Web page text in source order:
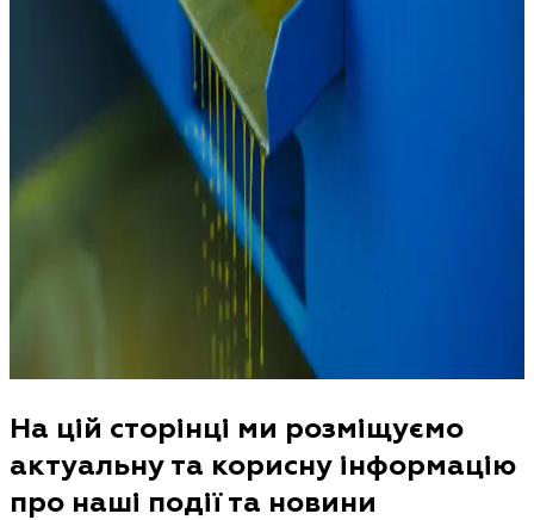
На цій сторінці ми розміщуємо
актуальну та корисну інформацію
про наші події та новини